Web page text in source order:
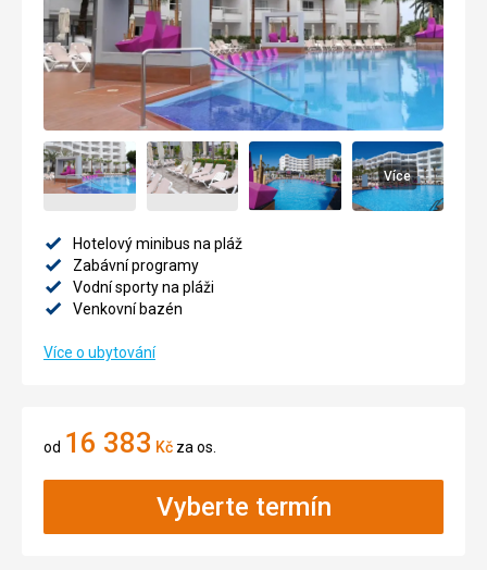
Více
Hotelový minibus na pláž
Zabávní programy
Vodní sporty na pláži
Venkovní bazén
Více o ubytování
od 16 383 Kč za os.
Vyberte termín